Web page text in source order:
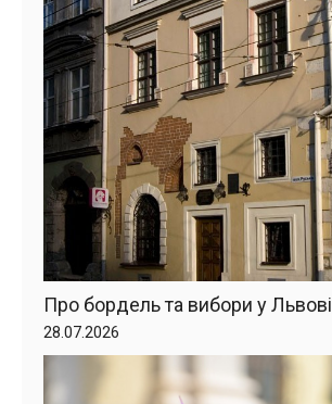
Про бордель та вибори у Львові
28.07.2026